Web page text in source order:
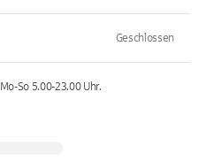
Geschlossen
Mo-So 5.00-23.00Uhr.